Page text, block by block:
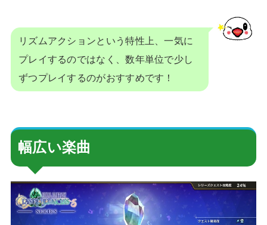
リズムアクションという特性上、一気に
プレイするのではなく、数年単位で少し
ずつプレイするのがおすすめです！
幅広い楽曲